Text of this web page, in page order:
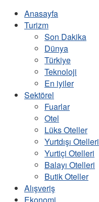
Anasayfa
Turizm
Son Dakika
Dünya
Türkiye
Teknoloji
En iyiler
Sektörel
Fuarlar
Otel
Lüks Oteller
Yurtdışı Otelleri
Yurtiçi Otelleri
Balayı Otelleri
Butik Oteller
Alışveriş